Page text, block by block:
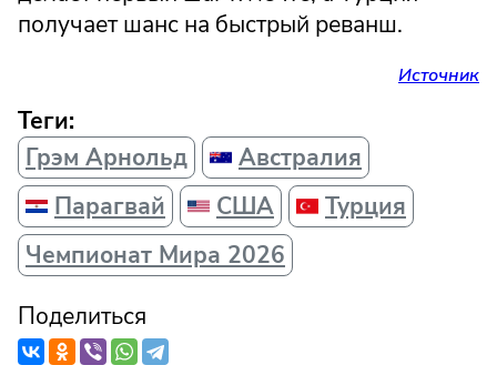
получает шанс на быстрый реванш.
Источник
Теги:
Грэм Арнольд
Австралия
Парагвай
США
Турция
Чемпионат Мира 2026
Поделиться